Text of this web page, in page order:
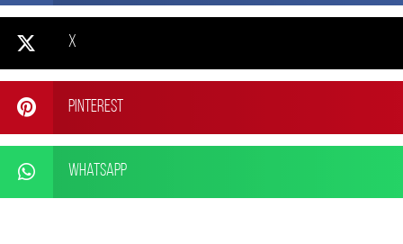
X
Pinterest
WhatsApp